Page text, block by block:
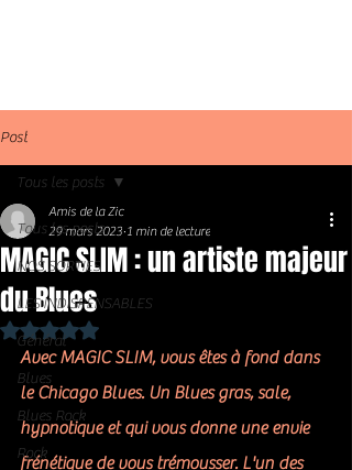
Post
Tous les posts
NOS SORTIES
LES INDISPENSABLES
Général
Blues
Blues Rock
Rock
Tous les posts
MAGIC SLIM : un artiste majeur
du Blues
Amis de la Zic
29 mars 2023 1 min de lecture
Noté NaN étoiles sur 5.
Avec MAGIC SLIM, vous êtes à fond dans
le Chicago Blues. Un Blues gras, sale,
hypnotique et qui vous donne une envie
frénétique de vous trémousser. L'un des